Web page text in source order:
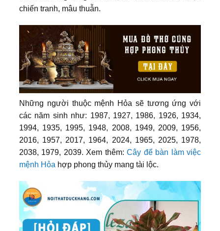
chiến tranh, mâu thuẫn.
Những người thuộc mệnh Hỏa sẽ tương ứng với
các năm sinh như: 1987, 1927, 1986, 1926, 1934,
1994, 1935, 1995, 1948, 2008, 1949, 2009, 1956,
2016, 1957, 2017, 1964, 2024, 1965, 2025, 1978,
2038, 1979, 2039. Xem thêm:Cây để bàn làm việc
mệnh Hỏa hợp phong thủy mang tài lộc.